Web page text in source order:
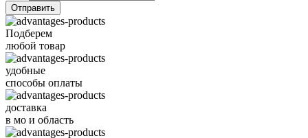
Подберем
любой товар
удобные
способы оплаты
доставка
в мо и область